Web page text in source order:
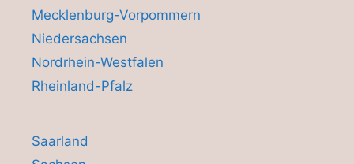
Mecklenburg-Vorpommern
Niedersachsen
Nordrhein-Westfalen
Rheinland-Pfalz
Saarland